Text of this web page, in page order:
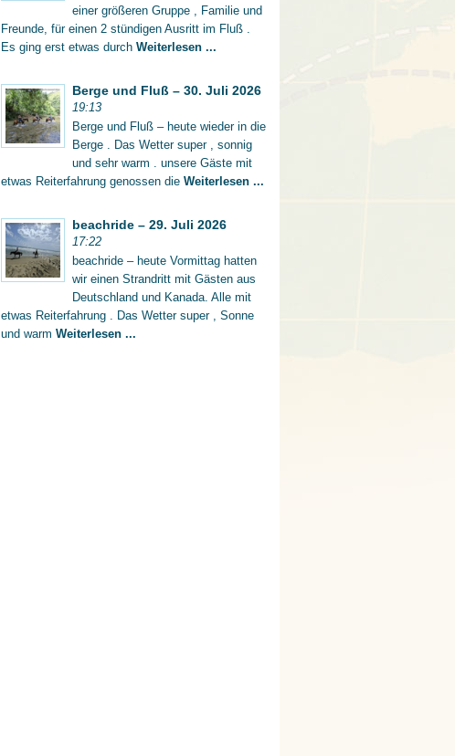
einer größeren Gruppe , Familie und
Freunde, für einen 2 stündigen Ausritt im Fluß .
Es ging erst etwas durch Weiterlesen ...
Berge und Fluß – 30. Juli 2026
19:13
Berge und Fluß – heute wieder in die
Berge . Das Wetter super , sonnig
und sehr warm . unsere Gäste mit
etwas Reiterfahrung genossen die Weiterlesen ...
beachride – 29. Juli 2026
17:22
beachride – heute Vormittag hatten
wir einen Strandritt mit Gästen aus
Deutschland und Kanada. Alle mit
etwas Reiterfahrung . Das Wetter super , Sonne
und warm Weiterlesen ...